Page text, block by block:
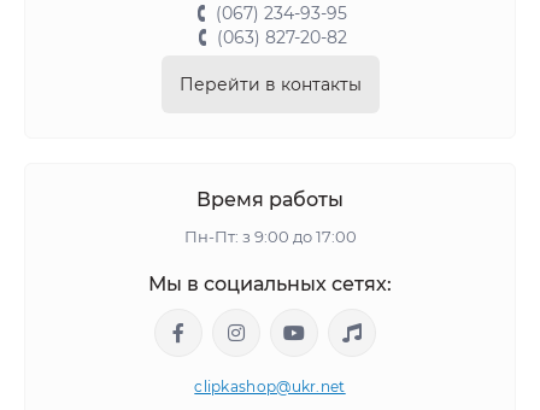
(067) 234-93-95
(063) 827-20-82
Перейти в контакты
Время работы
Пн-Пт: з 9:00 до 17:00
Мы в социальных сетях:
clipkashop@ukr.net